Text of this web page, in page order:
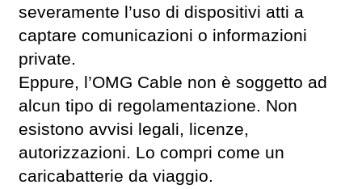
severamente l’uso di dispositivi atti a
captare comunicazioni o informazioni
private.
Eppure, l’OMG Cable non è soggetto ad
alcun tipo di regolamentazione. Non
esistono avvisi legali, licenze,
autorizzazioni. Lo compri come un
caricabatterie da viaggio.